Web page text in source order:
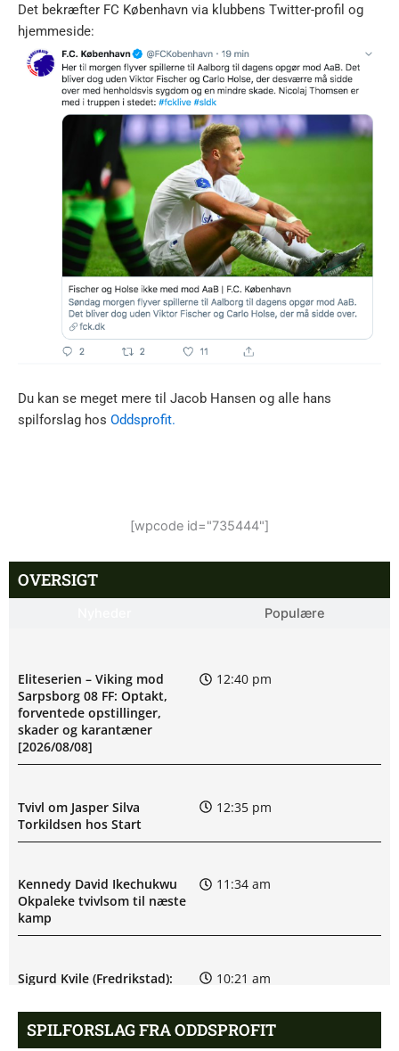
Det bekræfter FC København via klubbens Twitter-profil og
hjemmeside:
Du kan se meget mere til Jacob Hansen og alle hans
spilforslag hos Oddsprofit.
[wpcode id="735444"]
OVERSIGT
Populære
Eliteserien – Viking mod
Sarpsborg 08 FF: Optakt,
forventede opstillinger,
skader og karantæner
[2026/08/08]
12:40 pm
Tvivl om Jasper Silva
Torkildsen hos Start
12:35 pm
Kennedy David Ikechukwu
Okpaleke tvivlsom til næste
kamp
11:34 am
Sigurd Kvile (Fredrikstad):
10:21 am
SPILFORSLAG FRA ODDSPROFIT